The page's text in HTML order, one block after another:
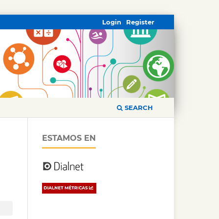
SEARCH
Register
Login
ESTAMOS EN